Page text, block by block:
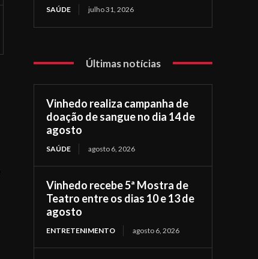
SAÚDE julho 31, 2026
Últimas notícias
Vinhedo realiza campanha de
doação de sangue no dia 14 de
agosto
SAÚDE agosto 6, 2026
Vinhedo recebe 5ª Mostra de
Teatro entre os dias 10 e 13 de
agosto
ENTRETENIMENTO agosto 6, 2026